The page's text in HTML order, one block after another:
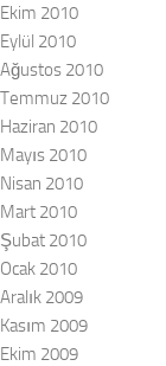
Ekim 2010
Eylül 2010
Ağustos 2010
Temmuz 2010
Haziran 2010
Mayıs 2010
Nisan 2010
Mart 2010
Şubat 2010
Ocak 2010
Aralık 2009
Kasım 2009
Ekim 2009